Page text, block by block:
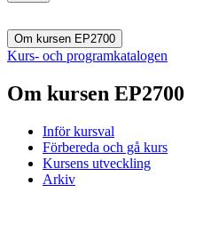
Om kursen EP2700
Kurs- och programkatalogen
Om kursen EP2700
Inför kursval
Förbereda och gå kurs
Kursens utveckling
Arkiv